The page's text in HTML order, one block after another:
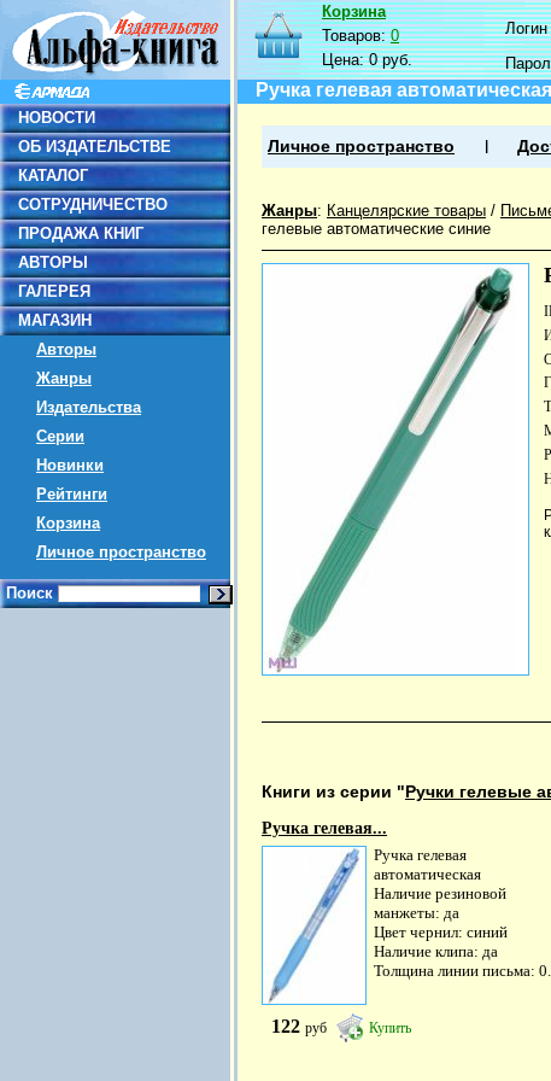
НОВОСТИ
ОБ ИЗДАТЕЛЬСТВЕ
КАТАЛОГ
СОТРУДНИЧЕСТВО
ПРОДАЖА КНИГ
АВТОРЫ
ГАЛЕРЕЯ
МАГАЗИН
Авторы
Жанры
Издательства
Серии
Новинки
Рейтинги
Корзина
Личное пространство
Поиск
Корзина
Товаров:0
Цена:0 руб.
Ручка гелевая
Личное пространство
Жанры: Канцелярские товары /
гелевые автоматические синие
Книги из серии "Ручки гелевые
Ручка гелевая...
Ручка гелевая
автоматическая
Наличие резиновой
манжеты: да
Цвет чернил: синий
Наличие клипа: да
Толщина линии письма:
122 руб Купить